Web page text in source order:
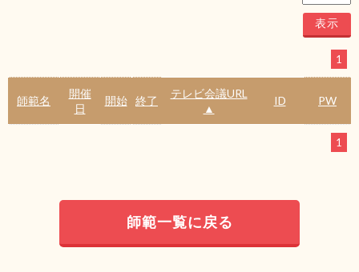
1
師範名
開催
日
開始 終了
テレビ会議URL
▲
ID PW
1
師範一覧に戻る